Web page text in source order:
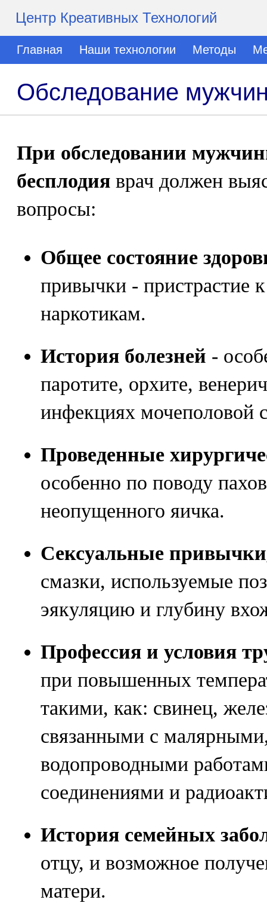
Центр Креативных Технологий
Главная Наши технологии Методы
Обследование
При обследовании
бесплодия врач должен
вопросы:
Общее состояние
привычки - пристрастие
наркотикам.
История болезней -
паротите, орхите,
инфекциях мочеполовой
Проведенные
особенно по поводу
неопущенного яичка.
Сексуальные
смазки, используемые
эякуляцию и глубину
Профессия и условия
при повышенных
такими, как: свинец,
связанными с
водопроводными
соединениями и
История семейных
отцу, и возможное
матери.